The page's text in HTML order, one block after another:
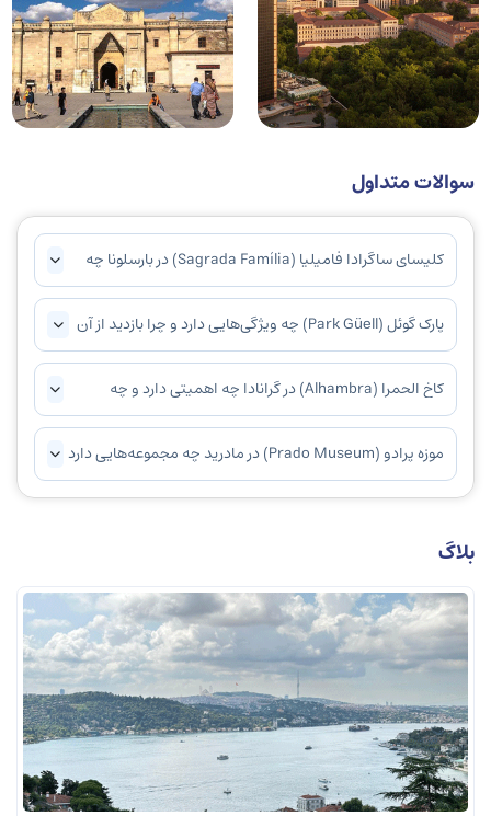
سوالات متداول
کلیسای ساگرادا فامیلیا (Sagrada Família) در بارسلونا چه
ویژگی‌هایی دارد و چرا به عنوان یکی از شاهکارهای معماری
شناخته می‌شود؟
پارک گوئل (Park Güell) چه ویژگی‌هایی دارد و چرا بازدید از آن
توصیه می‌شود؟
کاخ الحمرا (Alhambra) در گرانادا چه اهمیتی دارد و چه
عناصری از معماری اسلامی در آن مشاهده می‌شود؟
موزه پرادو (Prado Museum) در مادرید چه مجموعه‌هایی دارد
و چرا به عنوان یکی از مهم‌ترین موزه‌های هنری جهان شناخته
می‌شود؟
بلاگ